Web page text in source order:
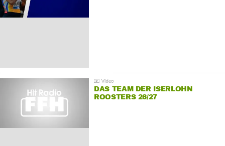
DAS TEAM DER ISERLOHN
ROOSTERS 26/27